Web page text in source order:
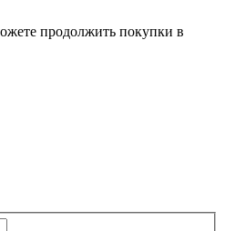
продолжить покупки в